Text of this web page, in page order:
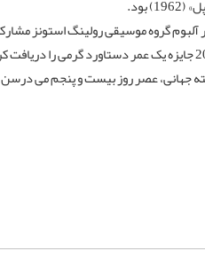
بود.
روز بیست و پنجم می درسن 95 سالگی بر اثر بیماری درگذشت.